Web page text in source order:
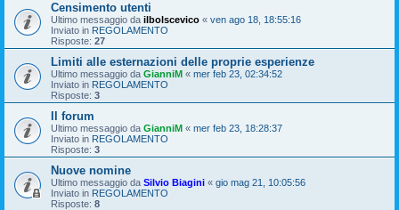
Censimento utenti
Ultimo messaggio da ilbolscevico « ven ago 18, 18:55:16
Inviato in REGOLAMENTO
Risposte: 27
Limiti alle esternazioni delle proprie esperienze
Ultimo messaggio da GianniM « mer feb 23, 02:34:52
Inviato in REGOLAMENTO
Risposte: 3
Il forum
Ultimo messaggio da GianniM « mer feb 23, 18:28:37
Inviato in REGOLAMENTO
Risposte: 3
Nuove nomine
Ultimo messaggio da Silvio Biagini « gio mag 21, 10:05:56
Inviato in REGOLAMENTO
Risposte: 8